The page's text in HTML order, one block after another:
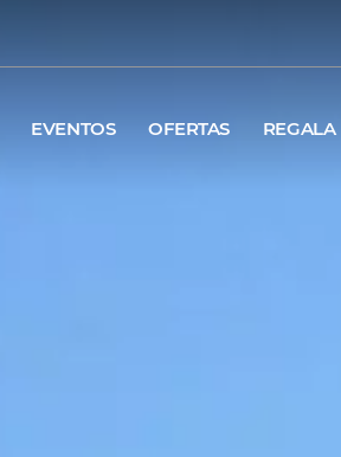
EVENTOS OFERTAS REGALA